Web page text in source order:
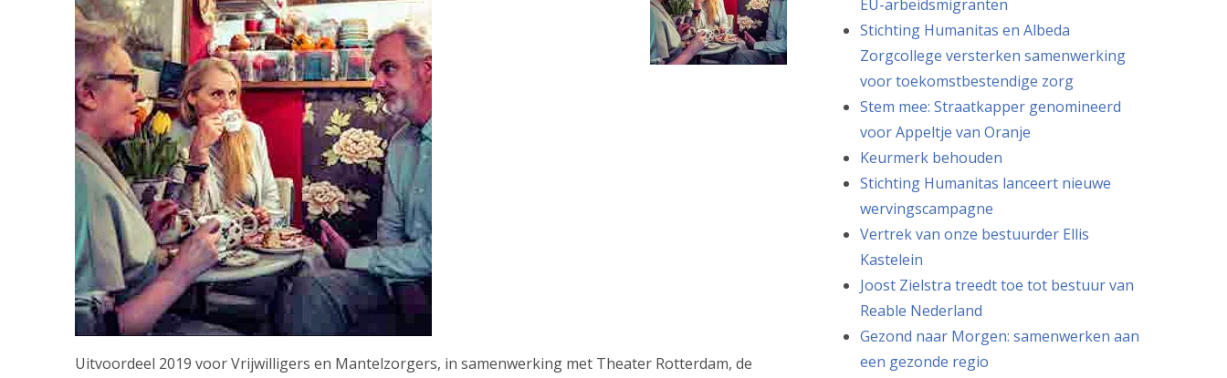
Uitvoordeel 2019 voor Vrijwilligers en Mantelzorgers, in samenwerking met Theater Rotterdam, de
EU-arbeidsmigranten
Stichting Humanitas en Albeda
Zorgcollege versterken samenwerking
voor toekomstbestendige zorg
Stem mee: Straatkapper genomineerd
voor Appeltje van Oranje
Keurmerk behouden
Stichting Humanitas lanceert nieuwe
wervingscampagne
Vertrek van onze bestuurder Ellis
Kastelein
Joost Zielstra treedt toe tot bestuur van
Reable Nederland
Gezond naar Morgen: samenwerken aan
een gezonde regio